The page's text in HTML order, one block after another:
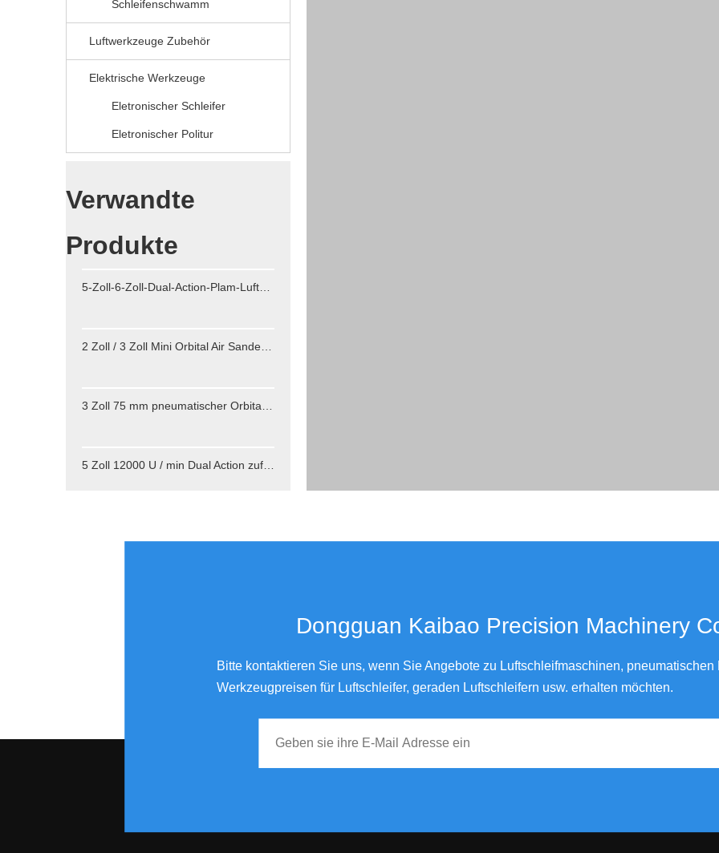
Schleifenschwamm
Luftwerkzeuge Zubehör
Elektrische Werkzeuge
Eletronischer Schleifer
Eletronischer Politur
Verwandte
Produkte
Dongguan Kaibao Precision Machinery
Bitte kontaktieren Sie uns, wenn Sie Angebote zu Luftschleifmaschinen, pneumatischen
Werkzeugpreisen für Luftschleifer, geraden Luftschleifern usw. erhalten möchten.